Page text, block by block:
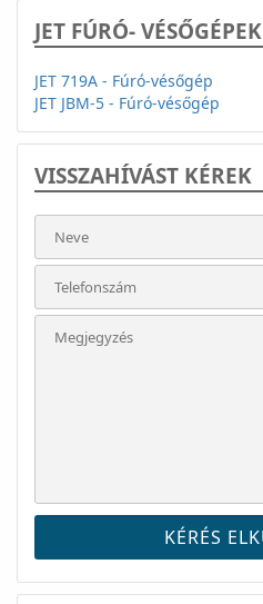
JET FÚRÓ- VÉSŐGÉPEK
JET 719A - Fúró-vésőgép
JET JBM-5 - Fúró-vésőgép
VISSZAHÍVÁST KÉREK